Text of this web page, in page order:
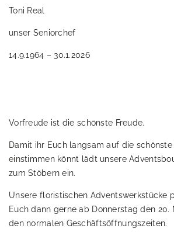
Toni Real
unser Seniorchef
14.9.1964 – 30.1.2026
Vorfreude ist die schönste Freude.
Damit ihr Euch langsam auf die
einstimmen könnt lädt unsere
zum Stöbern ein.
Unsere floristischen Adventswerkstücke
Euch dann gerne ab Donnerstag den 20.
den normalen Geschäftsöffnungszeiten.